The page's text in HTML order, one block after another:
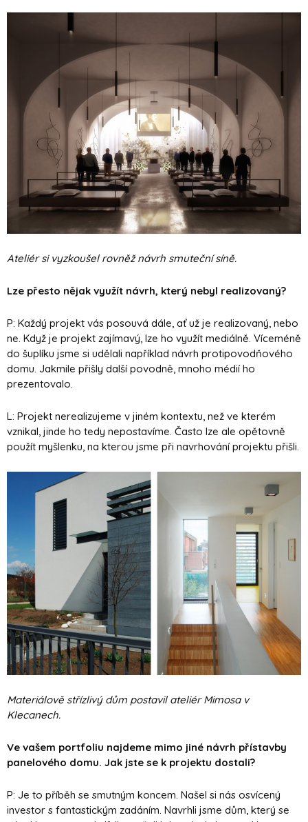
Ateliér si vyzkoušel rovněž návrh smuteční síně.
Lze přesto nějak využít návrh, který nebyl realizovaný?
P: Každý projekt vás posouvá dále, ať už je realizovaný, nebo
ne. Když je projekt zajímavý, lze ho využít mediálně. Víceméně
do šuplíku jsme si udělali například návrh protipovodňového
domu. Jakmile přišly další povodně, mnoho médií ho
prezentovalo.
L: Projekt nerealizujeme v jiném kontextu, než ve kterém
vznikal, jinde ho tedy nepostavíme. Často lze ale opětovně
použít myšlenku, na kterou jsme při navrhování projektu přišli.
Materiálově střízlivý dům postavil ateliér Mimosa v
Klecanech.
Ve vašem portfoliu najdeme mimo jiné návrh přístavby
panelového domu. Jak jste se k projektu dostali?
P: Je to příběh se smutným koncem. Našel si nás osvícený
investor s fantastickým zadáním. Navrhli jsme dům, který se